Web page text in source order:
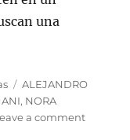
una
Tags
ALEJANDRO
, NORA
a commenton